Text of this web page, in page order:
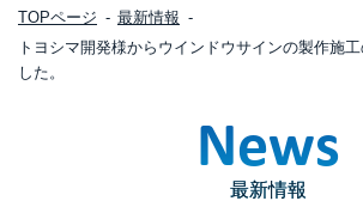
TOPページ
最新情報
トヨシマ開発様からウインドウサインの製作施
した。
News
最新情報